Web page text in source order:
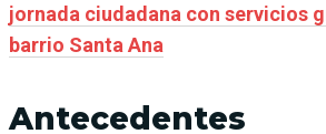
jornada ciudadana con servicios
barrio Santa Ana
Antecedentes